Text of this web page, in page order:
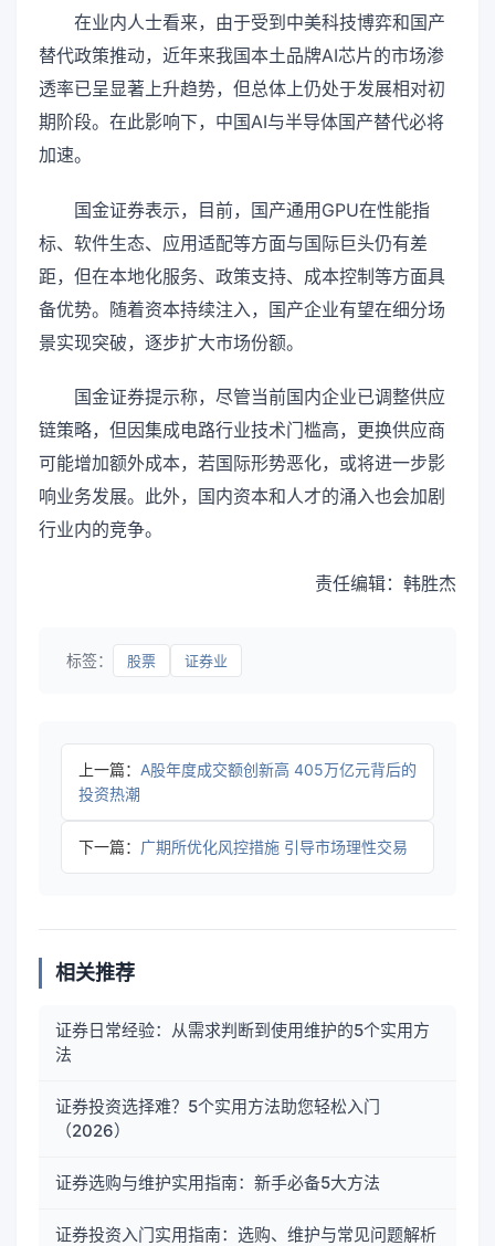
在业内人士看来，由于受到中美科技博弈和国产
替代政策推动，近年来我国本土品牌AI芯片的市场渗
透率已呈显著上升趋势，但总体上仍处于发展相对初
期阶段。在此影响下，中国AI与半导体国产替代必将
加速。
国金证券表示，目前，国产通用GPU在性能指
标、软件生态、应用适配等方面与国际巨头仍有差
距，但在本地化服务、政策支持、成本控制等方面具
备优势。随着资本持续注入，国产企业有望在细分场
景实现突破，逐步扩大市场份额。
国金证券提示称，尽管当前国内企业已调整供应
链策略，但因集成电路行业技术门槛高，更换供应商
可能增加额外成本，若国际形势恶化，或将进一步影
响业务发展。此外，国内资本和人才的涌入也会加剧
行业内的竞争。
责任编辑：韩胜杰
标签： 股票 证券业
上一篇： A股年度成交额创新高 405万亿元背后的
投资热潮
下一篇： 广期所优化风控措施 引导市场理性交易
相关推荐
证券日常经验：从需求判断到使用维护的5个实用方
法
证券投资选择难？5个实用方法助您轻松入门
（2026）
证券选购与维护实用指南：新手必备5大方法
证券投资入门实用指南：选购、维护与常见问题解析